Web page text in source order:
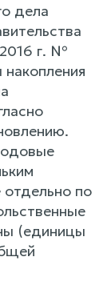
дела
г. №
отдельно по
(единицы